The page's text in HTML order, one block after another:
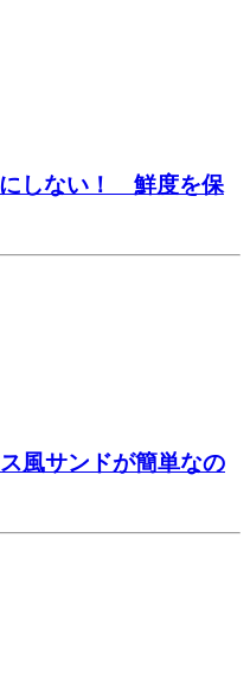
にしない！ 鮮度を保
風サンドが簡単なの